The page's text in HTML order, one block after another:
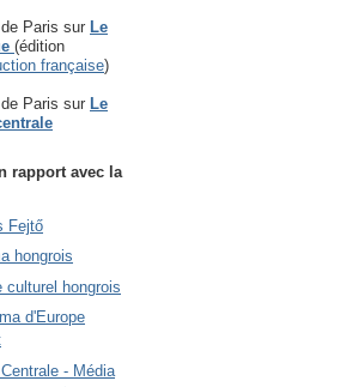
Paris sur Le
(édition
française)
Paris sur Le
rapport avec la
Fejtő
hongrois
culturel hongrois
d'Europe
Centrale - Média